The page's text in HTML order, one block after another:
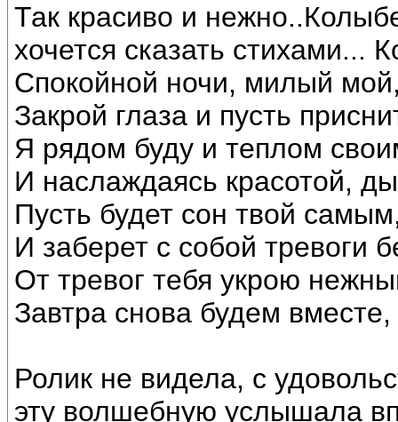
Так красиво и
хочется сказать стихами...
Спокойной ночи, милый
Закрой глаза и пусть
Я рядом буду и теплом
И наслаждаясь красотой,
Пусть будет сон твой
И заберет с собой тревоги
От тревог тебя укрою
Завтра снова будем
Ролик не видела, с
эту волшебную услышала